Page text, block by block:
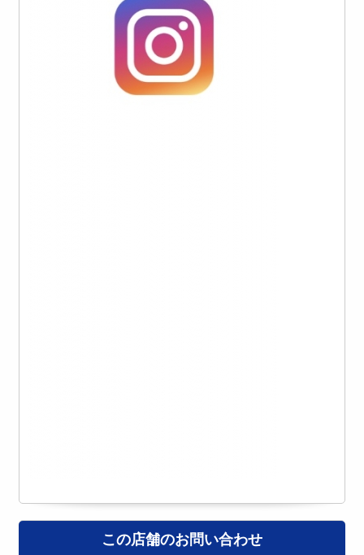
この店舗のお問い合わせ